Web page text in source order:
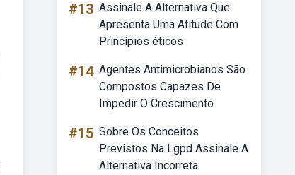
#13 Assinale A Alternativa Que
Apresenta Uma Atitude Com
Princípios éticos
#14 Agentes Antimicrobianos São
Compostos Capazes De
Impedir O Crescimento
#15 Sobre Os Conceitos
Previstos Na Lgpd Assinale A
Alternativa Incorreta